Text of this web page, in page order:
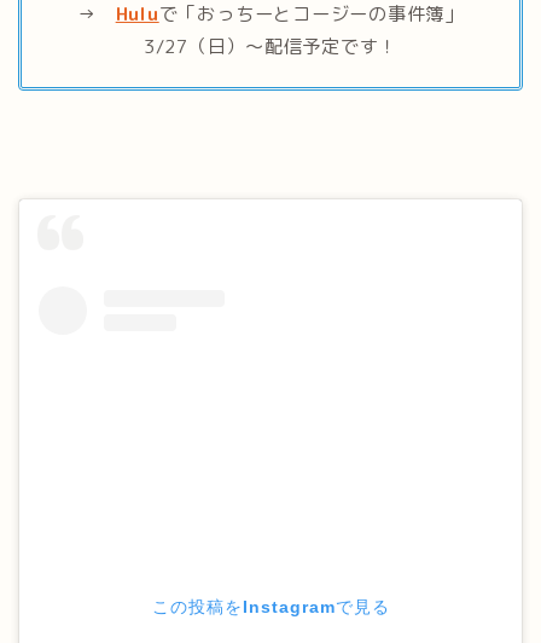
→ Huluで「おっちーとコージーの事件簿」
3/27（日）～配信予定です！
この投稿をInstagramで見る